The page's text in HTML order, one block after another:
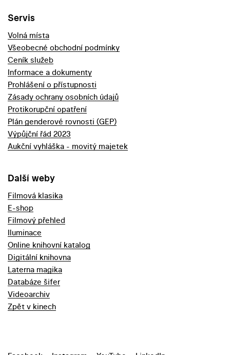
Servis
Volná místa
Všeobecné obchodní podmínky
Ceník služeb
Informace a dokumenty
Prohlášení o přístupnosti
Zásady ochrany osobních údajů
Protikorupční opatření
Plán genderové rovnosti (GEP)
Výpůjční řád 2023
Aukční vyhláška - movitý majetek
Další weby
Filmová klasika
E-shop
Filmový přehled
Iluminace
Online knihovní katalog
Digitální knihovna
Laterna magika
Databáze šifer
Videoarchiv
Zpět v kinech